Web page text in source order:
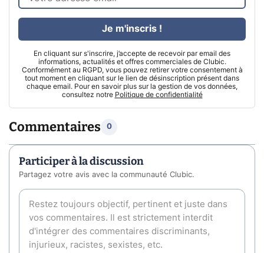
En cliquant sur s'inscrire, j’accepte de recevoir par email des
informations, actualités et offres commerciales de Clubic.
Conformément au RGPD, vous pouvez retirer votre consentement à
tout moment en cliquant sur le lien de désinscription présent dans
chaque email. Pour en savoir plus sur la gestion de vos données,
consultez notre Politique de confidentialité
Je m'inscris !
Commentaires 0
Participer à la discussion
Partagez votre avis avec la communauté Clubic.